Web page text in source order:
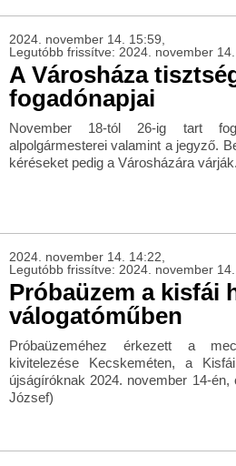
2024. november 14. 15:59,
Legutóbb frissítve: 2024. november
A Városháza
fogadónapjai
November 18-tól 26-ig tart
alpolgármesterei valamint a jegyző.
kéréseket pedig a Városházára
2024. november 14. 14:22,
Legutóbb frissítve: 2024. november
Próbaüzem a kisfái
válogatóműben
Próbaüzeméhez érkezett a
kivitelezése Kecskeméten, a
újságíróknak 2024. november 14-
József)